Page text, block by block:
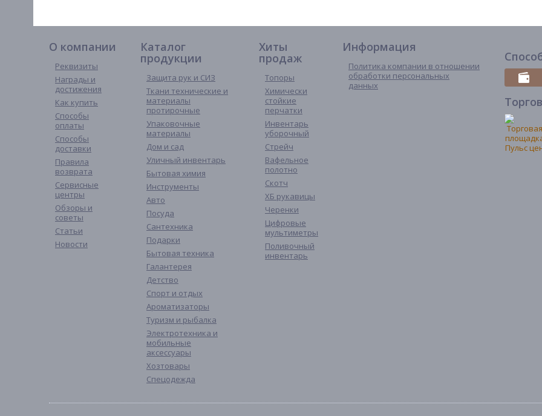
О компании
Реквизиты
Награды и
достижения
Как купить
Способы
оплаты
Способы
доставки
Правила
возврата
Сервисные
центры
Обзоры и
советы
Статьи
Новости
Каталог
продукции
Защита рук и СИЗ
Ткани технические и
материалы
протирочные
Упаковочные
материалы
Дом и сад
Уличный инвентарь
Бытовая химия
Инструменты
Авто
Посуда
Сантехника
Подарки
Бытовая техника
Галантерея
Детство
Спорт и отдых
Ароматизаторы
Туризм и рыбалка
Электротехника и
мобильные
аксессуары
Хозтовары
Спецодежда
Хиты
продаж
Топоры
Химически
стойкие
перчатки
Инвентарь
уборочный
Стрейч
Вафельное
полотно
Скотч
ХБ рукавицы
Черенки
Цифровые
мультиметры
Поливочный
инвентарь
Информация
Политика компании в отношении
обработки персональных
данных